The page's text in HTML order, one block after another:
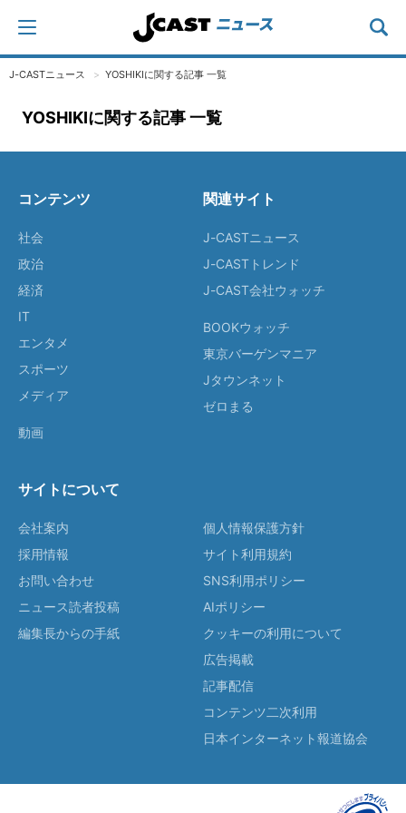
J-CASTニュース YOSHIKIに関する記事 一覧
YOSHIKIに関する記事 一覧
コンテンツ
社会
政治
経済
IT
エンタメ
スポーツ
メディア
動画
関連サイト
J-CASTニュース
J-CASTトレンド
J-CAST会社ウォッチ
BOOKウォッチ
東京バーゲンマニア
Jタウンネット
ゼロまる
サイトについて
会社案内
採用情報
お問い合わせ
ニュース読者投稿
編集長からの手紙
個人情報保護方針
サイト利用規約
SNS利用ポリシー
AIポリシー
クッキーの利用について
広告掲載
記事配信
コンテンツ二次利用
日本インターネット報道協会